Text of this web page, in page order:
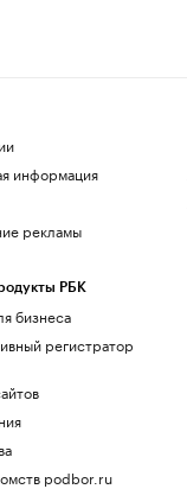
информация
рекламы
РБК
бизнеса
регистратор
podbor.ru